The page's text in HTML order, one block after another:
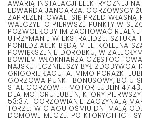
AWARIĄ INSTALACJI ELEKTRYCZNEJ
EDWARDA JANCARZA, GORZOWSCY
ZAPREZENTOWALI SIĘ PRZED WŁASNĄ
WALCZYLI O PIERWSZE PUNKTY W
POZWOLIŁOBY IM ZACHOWAĆ
UTRZYMANIE W EKSTRALIDZE.
PONIEDZIAŁEK BĘDĄ MIELI KOLEJNĄ
POWIĘKSZENIE DOROBKU, W
BOWIEM WŁÓKNIARZA
NAJSKUTECZNIEJSZY BYŁ ZDOBYWCA
GRIGORIJ ŁAGUTA. MIMO PORAŻKI
GORZOWA PUNKT BONUSOWY, BO U
STAL GORZÓW – MOTOR LUBLIN
DLA MOTORU LUBLIN, KTÓRY
53:37. GORZOWIANIE ZACZYNAJĄ
TORZE. W CIĄGU OŚMIU DNI MAJĄ
DOMOWE MECZE, PO KTÓRYCH ICH